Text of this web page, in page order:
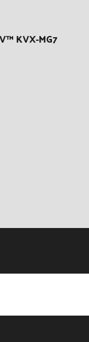
KVX-MG7